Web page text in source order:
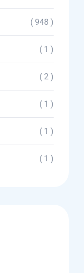
( 948 )
( 1 )
( 2 )
( 1 )
( 1 )
( 1 )